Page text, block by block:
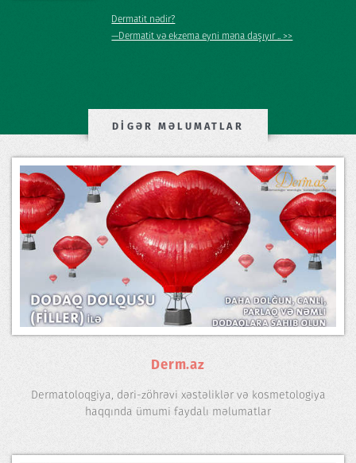
Dermatit nədir?
—Dermatit və ekzema eyni məna daşıyır .. >>
DİGƏR MƏLUMATLAR
Derm.az
Dermatoloqgiya, dəri-zöhrəvi xəstəliklər və kosmetologiya
haqqında ümumi faydalı məlumatlar